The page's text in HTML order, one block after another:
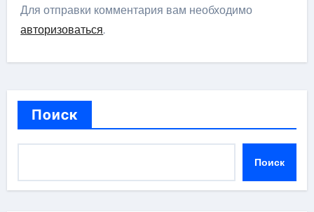
Для отправки комментария вам необходимо
авторизоваться.
Поиск
Поиск